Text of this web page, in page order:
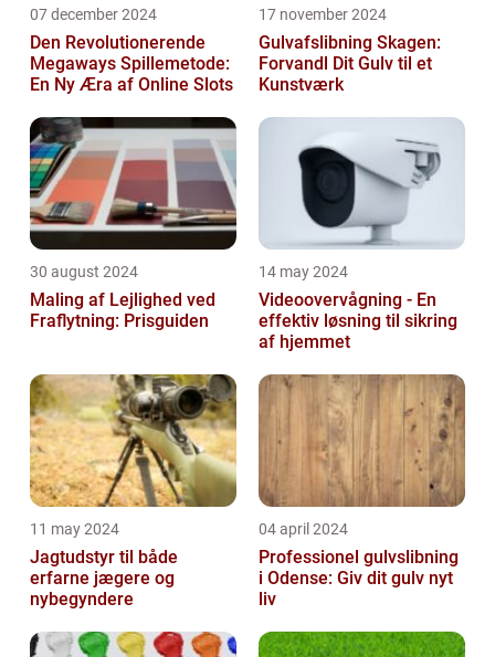
07 december 2024
Den Revolutionerende
Megaways Spillemetode:
En Ny Æra af Online Slots
17 november 2024
Gulvafslibning Skagen:
Forvandl Dit Gulv til et
Kunstværk
30 august 2024
Maling af Lejlighed ved
Fraflytning: Prisguiden
14 may 2024
Videoovervågning - En
effektiv løsning til sikring
af hjemmet
11 may 2024
Jagtudstyr til både
erfarne jægere og
nybegyndere
04 april 2024
Professionel gulvslibning
i Odense: Giv dit gulv nyt
liv